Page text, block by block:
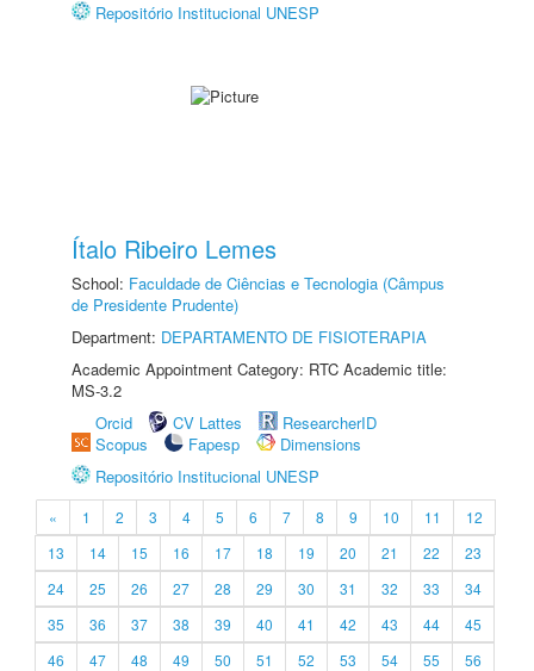
Repositório Institucional UNESP
Ítalo Ribeiro Lemes
School: Faculdade de Ciências e Tecnologia (Câmpus
de Presidente Prudente)
Department: DEPARTAMENTO DE FISIOTERAPIA
Academic Appointment Category: RTC Academic title:
MS-3.2
Orcid
CV Lattes
ResearcherID
Scopus
Fapesp
Dimensions
Repositório Institucional UNESP
« 1 2 3 4 5 6 7 8 9 10 11
12
13
14 15 16 17 18 19 20 21 22
23
24
25 26 27 28 29 30 31 32 33
34
35
36 37 38 39 40 41 42 43 44
45
46
47 48 49 50 51 52 53 54 55
56